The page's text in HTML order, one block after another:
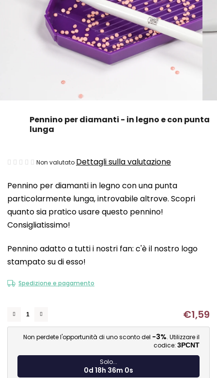
Pennino per diamanti in legno con una punta
particolarmente lunga, introvabile altrove. Scopri
quanto sia pratico usare questo pennino!
Consigliatissimo!
Pennino adatto a tutti i nostri fan: c'è il nostro logo
stampato su di esso!
Spedizione e pagamento
€1,59
Non perdete l'opportunità di uno sconto del -3%. Utilizzare il
codice: 3PCNT
Solo...
0d 18h 35m 59s
Pennino per diamanti - in legno e con punta
lunga
La
media
del
prodotto
è
su
5
stelle.
Non valutato Dettagli sulla valutazione